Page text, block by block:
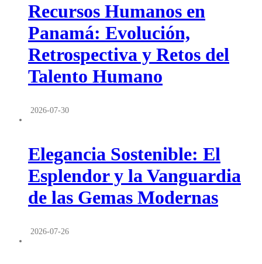
Recursos Humanos en
Panamá: Evolución,
Retrospectiva y Retos del
Talento Humano
2026-07-30
Elegancia Sostenible: El
Esplendor y la Vanguardia
de las Gemas Modernas
2026-07-26